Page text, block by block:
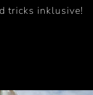
tricks inklusive!